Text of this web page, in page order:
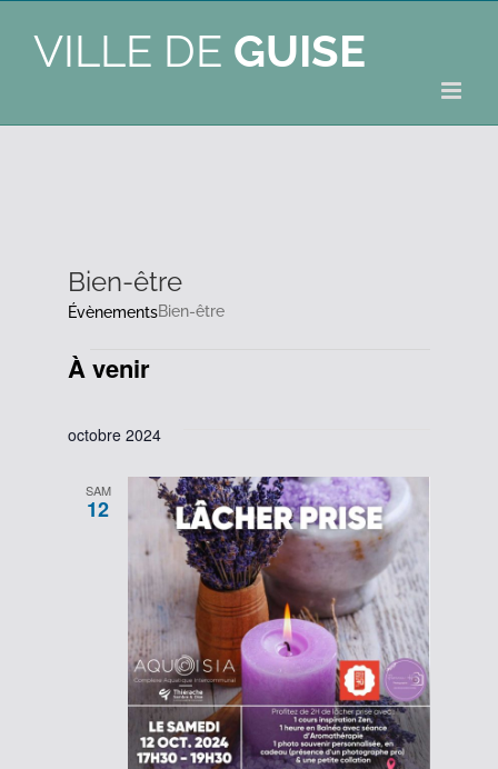
VILLE DE GUISE
Bien-être
ÉvènementsBien-être
Évènements
À venir
date.
octobre 2024
SAM
12